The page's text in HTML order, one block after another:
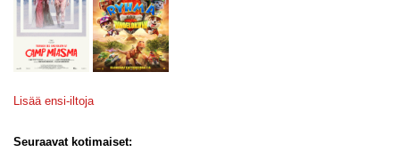
Lisää ensi-iltoja
Seuraavat kotimaiset: